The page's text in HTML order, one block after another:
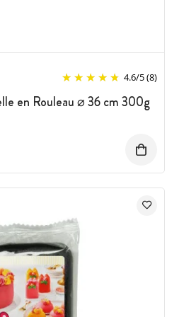
4.6/5(8)
en Rouleau ⌀ 36 cm 300g